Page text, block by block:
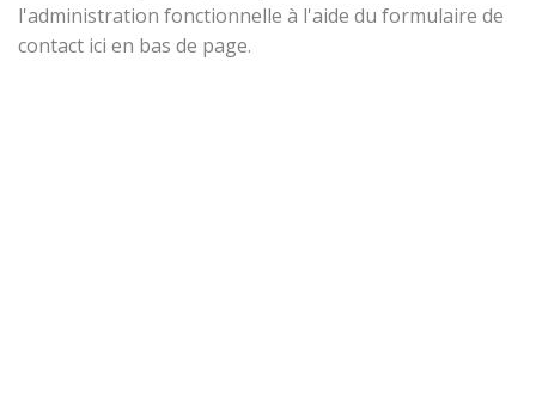
l'administration fonctionnelle à l'aide du formulaire de
contact ici en bas de page.